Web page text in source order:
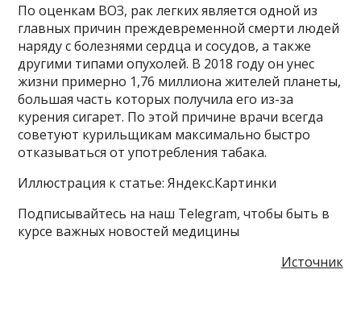
По оценкам ВОЗ, рак легких является одной из
главных причин преждевременной смерти людей
наряду с болезнями сердца и сосудов, а также
другими типами опухолей. В 2018 году он унес
жизни примерно 1,76 миллиона жителей планеты,
большая часть которых получила его из-за
курения сигарет. По этой причине врачи всегда
советуют курильщикам максимально быстро
отказываться от употребления табака.
Иллюстрация к статье: Яндекс.Картинки
Подписывайтесь на наш Telegram, чтобы быть в
курсе важных новостей медицины
Источник